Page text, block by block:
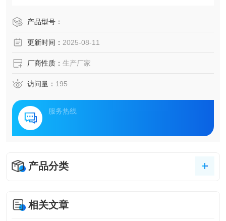
产品型号：
更新时间： 2025-08-11
厂商性质： 生产厂家
访问量： 195
服务热线
产品分类
相关文章